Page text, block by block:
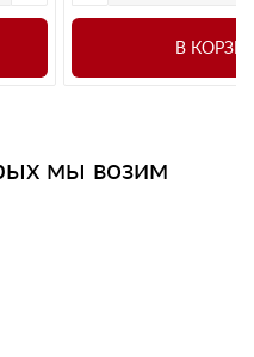
В
мы возим